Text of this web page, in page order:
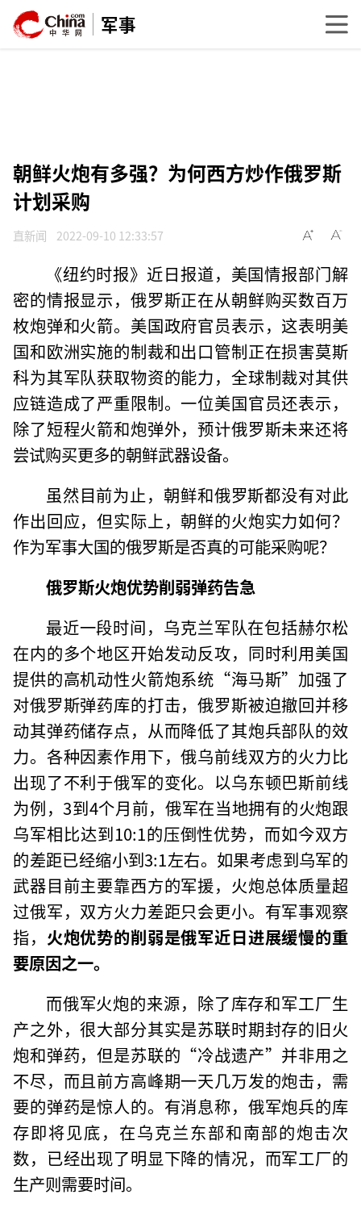
军事
朝鲜火炮有多强？为何西方炒作俄罗斯
计划采购
直新闻 2022-09-10 12:33:57
《纽约时报》近日报道，美国情报部门解
密的情报显示，俄罗斯正在从朝鲜购买数百万
枚炮弹和火箭。美国政府官员表示，这表明美
国和欧洲实施的制裁和出口管制正在损害莫斯
科为其军队获取物资的能力，全球制裁对其供
应链造成了严重限制。一位美国官员还表示，
除了短程火箭和炮弹外，预计俄罗斯未来还将
尝试购买更多的朝鲜武器设备。
虽然目前为止，朝鲜和俄罗斯都没有对此
作出回应，但实际上，朝鲜的火炮实力如何？
作为军事大国的俄罗斯是否真的可能采购呢？
俄罗斯火炮优势削弱弹药告急
最近一段时间，乌克兰军队在包括赫尔松
在内的多个地区开始发动反攻，同时利用美国
提供的高机动性火箭炮系统“海马斯”加强了
对俄罗斯弹药库的打击，俄罗斯被迫撤回并移
动其弹药储存点，从而降低了其炮兵部队的效
力。各种因素作用下，俄乌前线双方的火力比
出现了不利于俄军的变化。以乌东顿巴斯前线
为例，3到4个月前，俄军在当地拥有的火炮跟
乌军相比达到10:1的压倒性优势，而如今双方
的差距已经缩小到3:1左右。如果考虑到乌军的
武器目前主要靠西方的军援，火炮总体质量超
过俄军，双方火力差距只会更小。有军事观察
指， 火炮优势的削弱是俄军近日进展缓慢的重
要原因之一。
而俄军火炮的来源，除了库存和军工厂生
产之外，很大部分其实是苏联时期封存的旧火
炮和弹药，但是苏联的“冷战遗产”并非用之
不尽，而且前方高峰期一天几万发的炮击，需
要的弹药是惊人的。有消息称，俄军炮兵的库
存即将见底，在乌克兰东部和南部的炮击次
数，已经出现了明显下降的情况，而军工厂的
生产则需要时间。